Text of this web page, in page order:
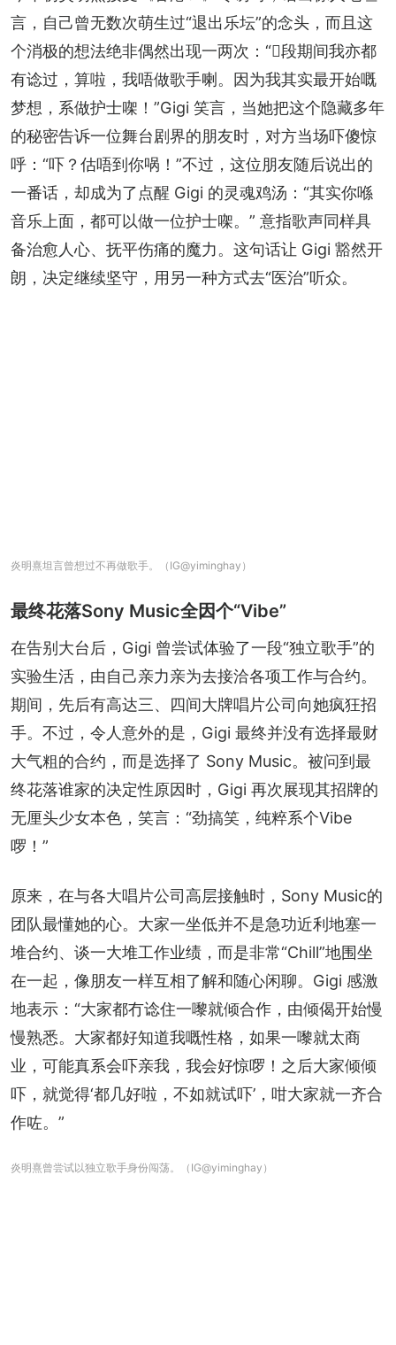
言，自己曾无数次萌生过“退出乐坛”的念头，而且这
个消极的想法绝非偶然出现一两次：“𠮶段期间我亦都
有谂过，算啦，我唔做歌手喇。因为我其实最开始嘅
梦想，系做护士㗎！”Gigi 笑言，当她把这个隐藏多年
的秘密告诉一位舞台剧界的朋友时，对方当场吓傻惊
呼：“吓？估唔到你㖞！”不过，这位朋友随后说出的
一番话，却成为了点醒 Gigi 的灵魂鸡汤：“其实你喺
音乐上面，都可以做一位护士㗎。” 意指歌声同样具
备治愈人心、抚平伤痛的魔力。这句话让 Gigi 豁然开
朗，决定继续坚守，用另一种方式去“医治”听众。
炎明熹坦言曾想过不再做歌手。（IG@yiminghay）
最终花落Sony Music全因个“Vibe”
在告别大台后，Gigi 曾尝试体验了一段“独立歌手”的
实验生活，由自己亲力亲为去接洽各项工作与合约。
期间，先后有高达三、四间大牌唱片公司向她疯狂招
手。不过，令人意外的是，Gigi 最终并没有选择最财
大气粗的合约，而是选择了 Sony Music。被问到最
终花落谁家的决定性原因时，Gigi 再次展现其招牌的
无厘头少女本色，笑言：“劲搞笑，纯粹系个Vibe
啰！”
原来，在与各大唱片公司高层接触时，Sony Music的
团队最懂她的心。大家一坐低并不是急功近利地塞一
堆合约、谈一大堆工作业绩，而是非常“Chill”地围坐
在一起，像朋友一样互相了解和随心闲聊。Gigi 感激
地表示：“大家都冇谂住一嚟就倾合作，由倾偈开始慢
慢熟悉。大家都好知道我嘅性格，如果一嚟就太商
业，可能真系会吓亲我，我会好惊啰！之后大家倾倾
吓，就觉得‘都几好啦，不如就试吓’，咁大家就一齐合
作咗。”
炎明熹曾尝试以独立歌手身份闯荡。（IG@yiminghay）